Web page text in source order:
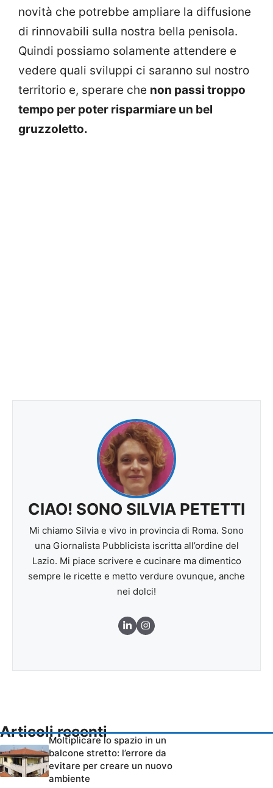
novità che potrebbe ampliare la diffusione
di rinnovabili sulla nostra bella penisola.
Quindi possiamo solamente attendere e
vedere quali sviluppi ci saranno sul nostro
territorio e, sperare che non passi troppo
tempo per poter risparmiare un bel
gruzzoletto.
CIAO! SONO SILVIA PETETTI
Mi chiamo Silvia e vivo in provincia di Roma. Sono
una Giornalista Pubblicista iscritta all’ordine del
Lazio. Mi piace scrivere e cucinare ma dimentico
sempre le ricette e metto verdure ovunque, anche
nei dolci!
Articoli recenti
Moltiplicare lo spazio in un
balcone stretto: l’errore da
evitare per creare un nuovo
ambiente